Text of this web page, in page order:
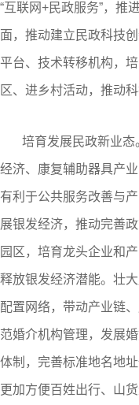
“互联网+民政服务”，推
面，推动建立民政科技
平台、技术转移机构，
区、进乡村活动，推动
培育发展民政新业
经济、康复辅助器具产
有利于公共服务改善与
展银发经济，推动完善
园区，培育龙头企业和
释放银发经济潜能。壮
配置网络，带动产业链
范婚介机构管理，发展
体制，完善标准地名地
更加方便百姓出行、山